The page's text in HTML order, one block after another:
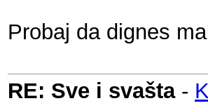
Probaj da dignes
RE: Sve i svašta-